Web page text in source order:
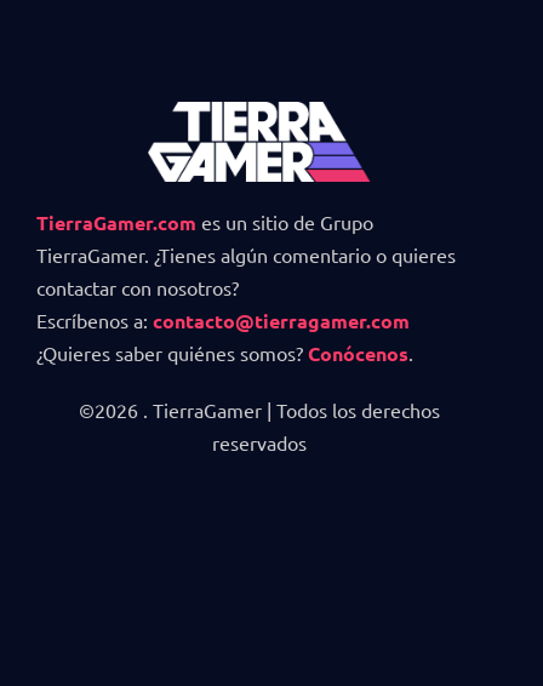
TierraGamer.com es un sitio de Grupo
TierraGamer. ¿Tienes algún comentario o quieres
contactar con nosotros?
Escríbenos a: contacto@tierragamer.com
¿Quieres saber quiénes somos? Conócenos.
©2026 . TierraGamer | Todos los derechos
reservados